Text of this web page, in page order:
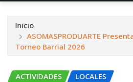
Inicio
ASOMASPRODUARTE
Torneo Barrial 2026
ACTIVIDADES LOCALES